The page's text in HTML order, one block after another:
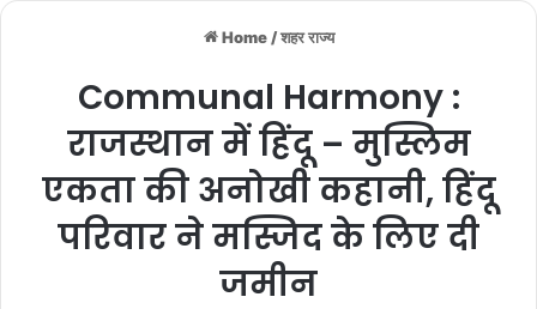
Home / शहर राज्य
Communal Harmony :
राजस्थान में हिंदू – मुस्लिम
एकता की अनोखी कहानी, हिंदू
परिवार ने मस्जिद के लिए दी
जमीन